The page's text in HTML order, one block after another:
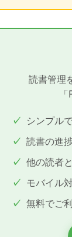
読書管理
シンプル
読書の進
他の読者
モバイル
無料でご